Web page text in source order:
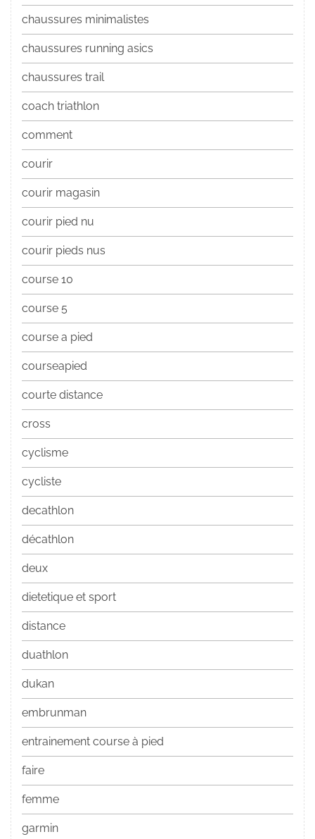
chaussures minimalistes
chaussures running asics
chaussures trail
coach triathlon
comment
courir
courir magasin
courir pied nu
courir pieds nus
course 10
course 5
course a pied
courseapied
courte distance
cross
cyclisme
cycliste
decathlon
décathlon
deux
dietetique et sport
distance
duathlon
dukan
embrunman
entrainement course à pied
faire
femme
garmin